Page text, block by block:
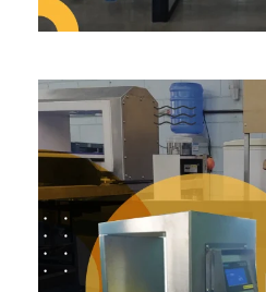
Alimentos